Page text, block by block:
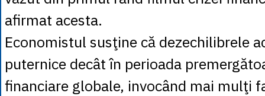
afirmat acesta.
Economistul susţine că dezechilibrele
puternice decât în perioada
financiare globale, invocând mai mulţi